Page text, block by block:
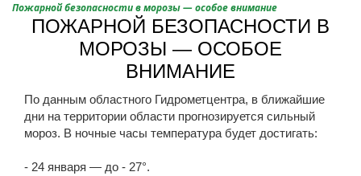
Пожарной безопасности в морозы — особое внимание
ПОЖАРНОЙ БЕЗОПАСНОСТИ В
МОРОЗЫ — ОСОБОЕ
ВНИМАНИЕ
По данным областного Гидрометцентра, в ближайшие
дни на территории области прогнозируется сильный
мороз. В ночные часы температура будет достигать:
- 24 января — до - 27°.